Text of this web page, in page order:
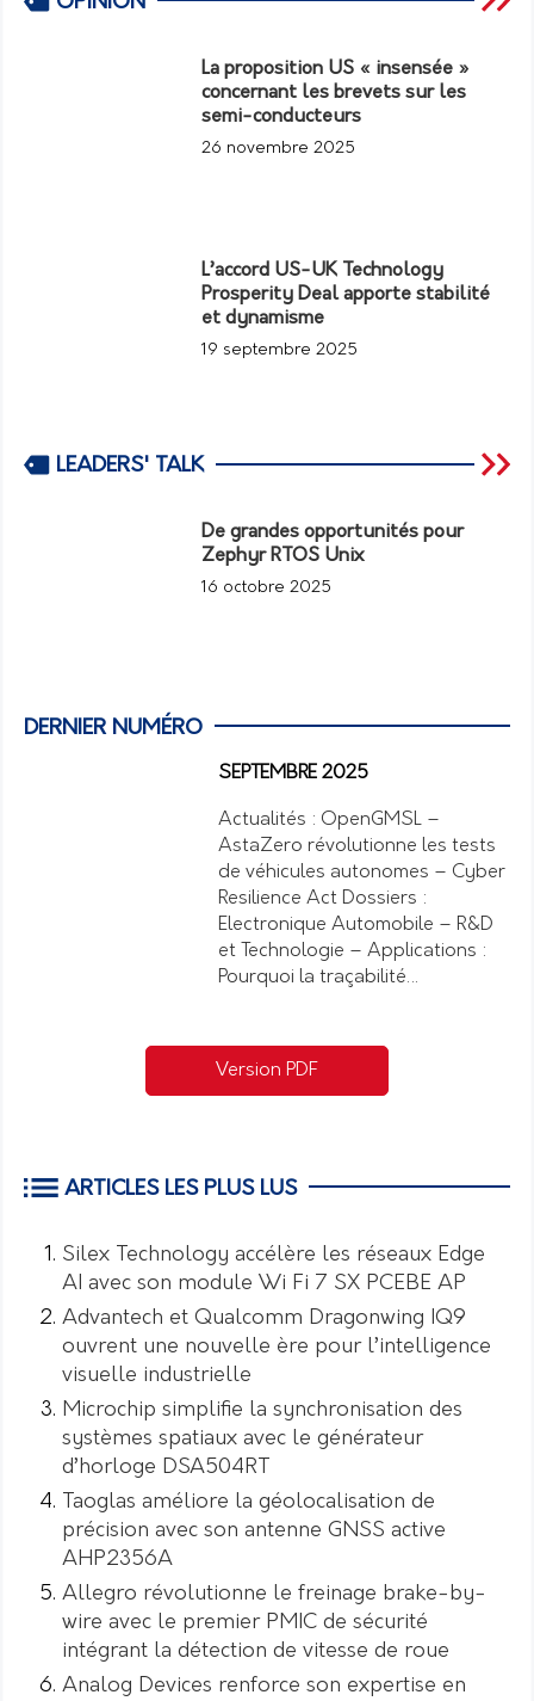
La proposition US « insensée »
concernant les brevets sur les
semi-conducteurs
26 novembre 2025
L’accord US-UK Technology
Prosperity Deal apporte stabilité
et dynamisme
19 septembre 2025
LEADERS' TALK
De grandes opportunités pour
Zephyr RTOS Unix
16 octobre 2025
DERNIER NUMÉRO
SEPTEMBRE 2025
Actualités : OpenGMSL –
AstaZero révolutionne les tests
de véhicules autonomes – Cyber
Resilience Act Dossiers :
Electronique Automobile – R&D
et Technologie – Applications :
Pourquoi la traçabilité…
Version PDF
ARTICLES LES PLUS LUS
Silex Technology accélère les réseaux Edge
AI avec son module Wi Fi 7 SX PCEBE AP
Advantech et Qualcomm Dragonwing IQ9
ouvrent une nouvelle ère pour l’intelligence
visuelle industrielle
Microchip simplifie la synchronisation des
systèmes spatiaux avec le générateur
d’horloge DSA504RT
Taoglas améliore la géolocalisation de
précision avec son antenne GNSS active
AHP2356A
Allegro révolutionne le freinage brake-by-
wire avec le premier PMIC de sécurité
intégrant la détection de vitesse de roue
Analog Devices renforce son expertise en